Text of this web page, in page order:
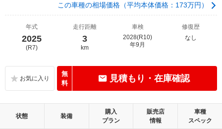
この車種の相場価格（平均本体価格：173万円）
年式
2025
(R7)
走行距離
3
km
車検
2028(R10)
年9月
修復歴
なし
無
料
見積もり・在庫確認
状態 装備
購入
プラン
販売店
情報
車種
スペック